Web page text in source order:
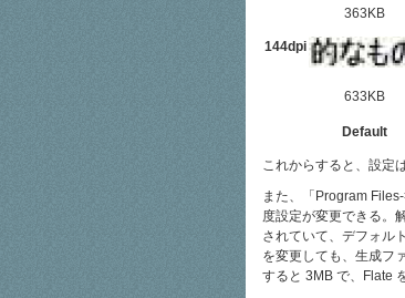
363KB
144dpi
633KB
Default
これからすると、設定
また、「Program
度設定が変更できる。
されていて、デフォル
を変更しても、生成フ
すると 3MB で、Flate